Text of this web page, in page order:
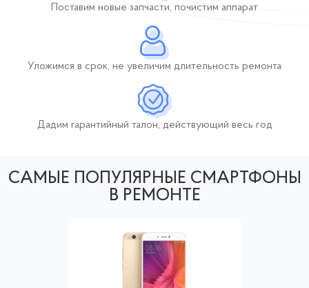
Поставим новые запчасти, почистим аппарат
Уложимся в срок, не увеличим длительность ремонта
Дадим гарантийный талон, действующий весь год
САМЫЕ ПОПУЛЯРНЫЕ СМАРТФОНЫ
В РЕМОНТЕ